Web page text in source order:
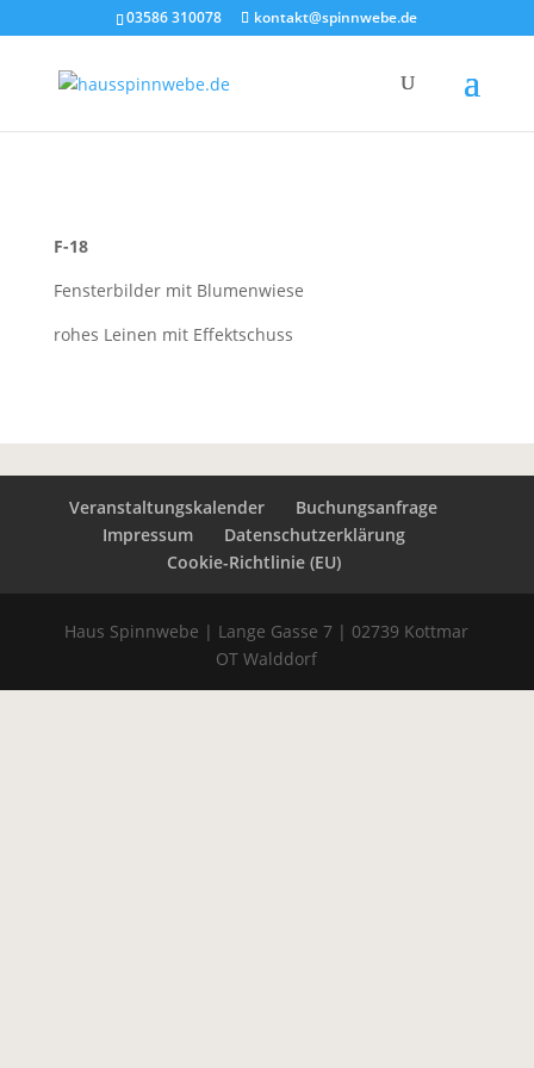
03586 310078 kontakt@spinnwebe.de
F-18
Fensterbilder mit Blumenwiese
rohes Leinen mit Effektschuss
Veranstaltungskalender
Buchungsanfrage
Impressum
Datenschutzerklärung
Cookie-Richtlinie (EU)
Haus Spinnwebe | Lange Gasse 7 | 02739 Kottmar
OT Walddorf